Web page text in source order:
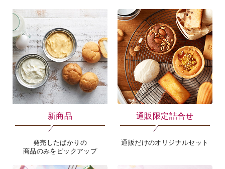
新商品
発売したばかりの
商品のみをピックアップ
通販限定詰合せ
通販だけのオリジナルセット